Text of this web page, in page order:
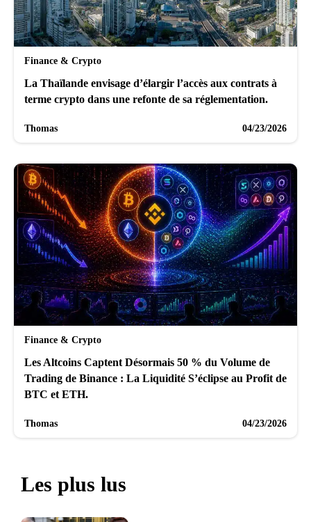
Finance & Crypto
La Thaïlande envisage d’élargir l’accès aux contrats à
terme crypto dans une refonte de sa réglementation.
Thomas 04/23/2026
Finance & Crypto
Les Altcoins Captent Désormais 50 % du Volume de
Trading de Binance : La Liquidité S’éclipse au Profit de
BTC et ETH.
Thomas 04/23/2026
Les plus lus